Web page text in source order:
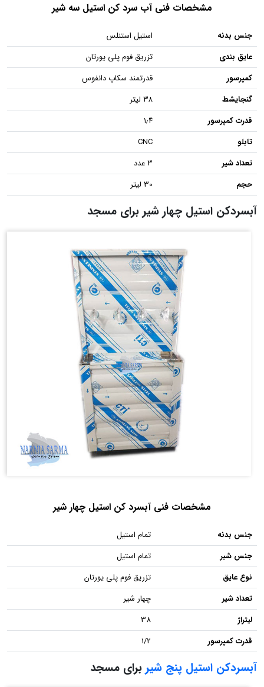
مشخصات فنی آب سرد کن استیل سه شیر
جنس بدنه
استیل استنلس
عایق بندی
تزریق فوم پلی یورتان
کمپرسور
قدرتمند سکاپ دانفوس
گنجایشط
۳۸ لیتر
قدرت کمپرسور
۱٫۴
تابلو
CNC
تعداد شیر
3 عدد
حجم
30 لیتر
آبسردکن استیل چهار شیر برای مسجد
مشخصات فنی آبسرد کن استیل چهار شیر
جنس بدنه
تمام استیل
جنس شیر
تمام استیل
نوع عایق
تزریق فوم پلی یورتان
تعداد شیر
چهار شیر
لیتراژ
38
قدرت کمپرسور
1/2
آبسردکن استیل پنج شیربرای مسجد